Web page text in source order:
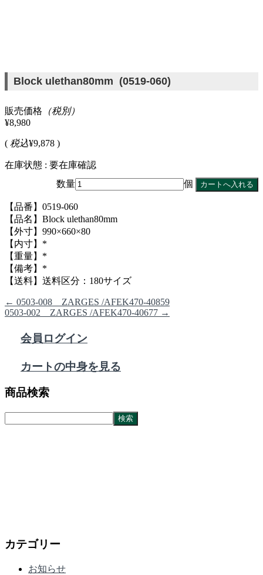
Block ulethan80mm (0519-060)
販売価格 （税別）
¥8,980
( 税込¥9,878 )
在庫状態 : 要在庫確認
数量
個
【品番】0519-060
【品名】Block ulethan80mm
【外寸】990×660×80
【内寸】*
【重量】*
【備考】*
【送料】送料区分：180サイズ
← 0503-008 ZARGES /AFEK470-40859
0503-002 ZARGES /AFEK470-40677 →
会員ログイン
カートの中身を見る
商品検索
カテゴリー
お知らせ